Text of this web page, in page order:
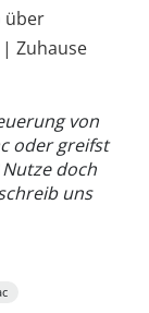
über
Zuhause
von
oder greifst
doch
uns